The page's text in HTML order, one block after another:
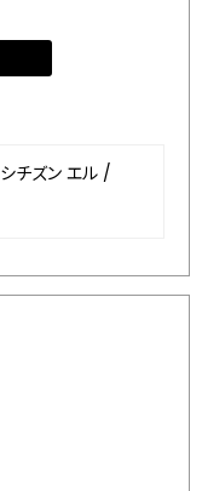
シチズン エル /